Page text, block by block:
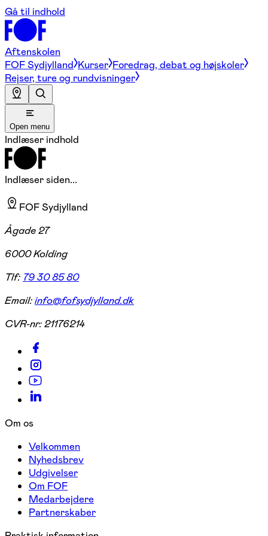
Gå til indhold
Aftenskolen
FOF Sydjylland Kurser Foredrag, debat og højskoler
Rejser, ture og rundvisninger
Open menu
Indlæser indhold
Indlæser siden...
FOF Sydjylland
Ågade 27
6000 Kolding
Tlf: 79 30 85 80
Email:info@fofsydjylland.dk
CVR-nr:21176214
Om os
Velkommen
Nyhedsbrev
Udgivelser
Om FOF
Medarbejdere
Partnerskaber